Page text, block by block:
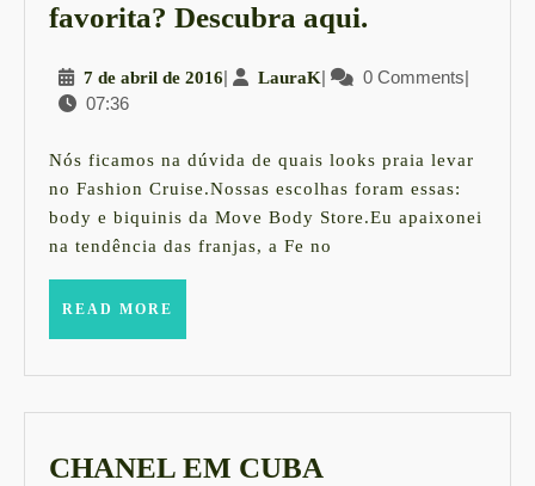
favorita? Descubra aqui.
tendência
look
praia
favorita?
7 de abril de 20167
de
2016
| LauraKLauraK
| 0 Comments|
07:36
Nós ficamos na dúvida de quais looks praia levar
no Fashion Cruise.Nossas escolhas foram essas:
body e biquinis da Move Body Store.Eu apaixonei
na tendência das franjas, a Fe no
READ MORE
CHANEL EM CUBA